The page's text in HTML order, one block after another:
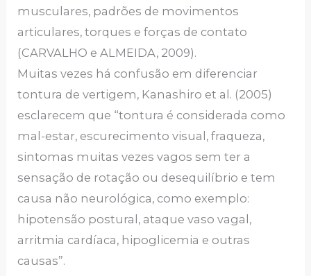
musculares, padrões de movimentos
articulares, torques e forças de contato
(CARVALHO e ALMEIDA, 2009).
Muitas vezes há confusão em diferenciar
tontura de vertigem, Kanashiro et al. (2005)
esclarecem que “tontura é considerada como
mal-estar, escurecimento visual, fraqueza,
sintomas muitas vezes vagos sem ter a
sensação de rotação ou desequilíbrio e tem
causa não neurológica, como exemplo:
hipotensão postural, ataque vaso vagal,
arritmia cardíaca, hipoglicemia e outras
causas”.